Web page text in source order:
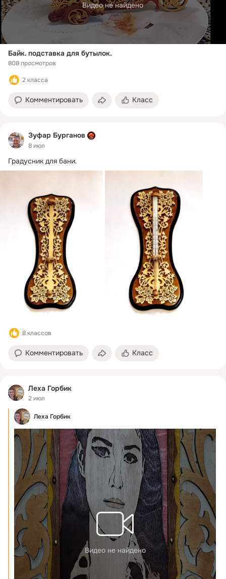
Видео не найдено
Байк. подставка для бутылок.
808 просмотров
2 класса
Комментировать Класс
Зуфар Бурганов
8 июл
Градусник для бани.
8 классов
Комментировать Класс
Леха Горбик
2 июл
Леха Горбик
Видео не найдено